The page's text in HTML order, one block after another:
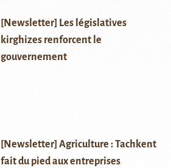
[Newsletter] Les législatives
kirghizes renforcent le
gouvernement
[Newsletter] Agriculture : Tachkent
fait du pied aux entreprises